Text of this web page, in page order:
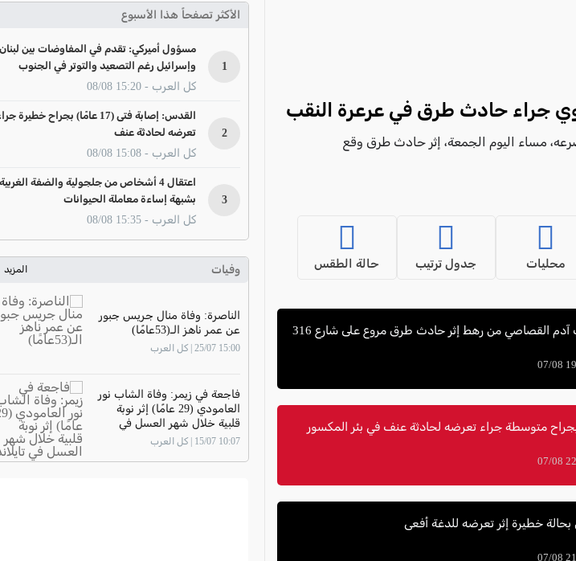
جراء حادث طرق في عرعرة النقب
القريناوي (17 عامًا) مصرعه، مساء اليوم الجمعة، إثر حادث طرق وقع
محليات جدول ترتيب حالة الطقس
القصاصي من رهط إثر حادث طرق مروع على شارع 316
متوسطة جراء تعرضه لحادثة عنف في بئر المكسور
خطيرة إثر تعرضه للدغة أفعى
الأكثر تصفحاً هذا الأسبوع
1
مسؤول أميركي: تقدم في المفاوضات بين لبنان
وإسرائيل رغم التصعيد والتوتر في الجنوب
كل العرب - 15:20 08/08
2
القدس: إصابة فتى (17 عامًا) بجراح خطيرة
تعرضه لحادثة عنف
كل العرب - 15:08 08/08
3
اعتقال 4 أشخاص من جلجولية والضفة الغربية
بشبهة إساءة معاملة الحيوانات
كل العرب - 15:35 08/08
وفيات المزيد
الناصرة: وفاة منال جريس جبور
عن عمر ناهز الـ(53عامًا)
15:00 25/07 | كل العرب
فاجعة في زيمر: وفاة الشاب نور
العامودي (29 عامًا) إثر نوبة
قلبية خلال شهر العسل في
تايلاند
10:07 15/07 | كل العرب